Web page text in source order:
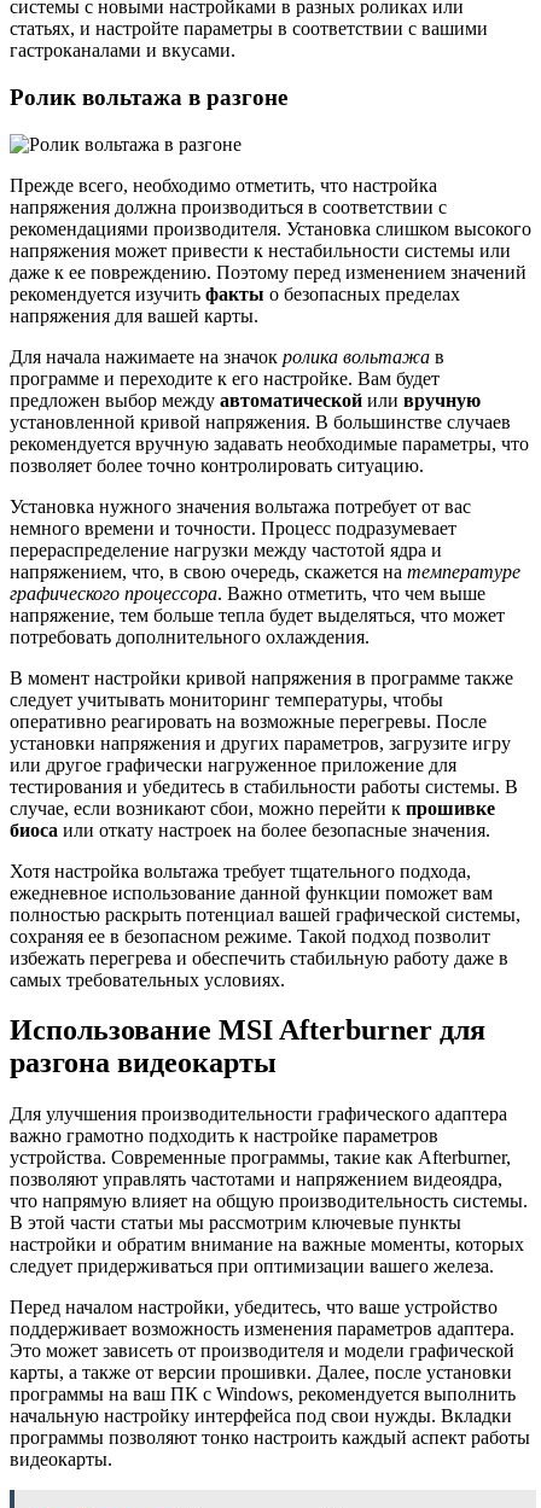
системы с новыми настройками в разных роликах или
статьях, и настройте параметры в соответствии с вашими
гастроканалами и вкусами.
Ролик вольтажа в разгоне
Прежде всего, необходимо отметить, что настройка
напряжения должна производиться в соответствии с
рекомендациями производителя. Установка слишком высокого
напряжения может привести к нестабильности системы или
даже к ее повреждению. Поэтому перед изменением значений
рекомендуется изучить факты о безопасных пределах
напряжения для вашей карты.
Для начала нажимаете на значок ролика вольтажа в
программе и переходите к его настройке. Вам будет
предложен выбор между автоматической или вручную
установленной кривой напряжения. В большинстве случаев
рекомендуется вручную задавать необходимые параметры, что
позволяет более точно контролировать ситуацию.
Установка нужного значения вольтажа потребует от вас
немного времени и точности. Процесс подразумевает
перераспределение нагрузки между частотой ядра и
напряжением, что, в свою очередь, скажется на температуре
графического процессора. Важно отметить, что чем выше
напряжение, тем больше тепла будет выделяться, что может
потребовать дополнительного охлаждения.
В момент настройки кривой напряжения в программе также
следует учитывать мониторинг температуры, чтобы
оперативно реагировать на возможные перегревы. После
установки напряжения и других параметров, загрузите игру
или другое графически нагруженное приложение для
тестирования и убедитесь в стабильности работы системы. В
случае, если возникают сбои, можно перейти к прошивке
биоса или откату настроек на более безопасные значения.
Хотя настройка вольтажа требует тщательного подхода,
ежедневное использование данной функции поможет вам
полностью раскрыть потенциал вашей графической системы,
сохраняя ее в безопасном режиме. Такой подход позволит
избежать перегрева и обеспечить стабильную работу даже в
самых требовательных условиях.
Использование MSI Afterburner для
разгона видеокарты
Для улучшения производительности графического адаптера
важно грамотно подходить к настройке параметров
устройства. Современные программы, такие как Afterburner,
позволяют управлять частотами и напряжением видеоядра,
что напрямую влияет на общую производительность системы.
В этой части статьи мы рассмотрим ключевые пункты
настройки и обратим внимание на важные моменты, которых
следует придерживаться при оптимизации вашего железа.
Перед началом настройки, убедитесь, что ваше устройство
поддерживает возможность изменения параметров адаптера.
Это может зависеть от производителя и модели графической
карты, а также от версии прошивки. Далее, после установки
программы на ваш ПК с Windows, рекомендуется выполнить
начальную настройку интерфейса под свои нужды. Вкладки
программы позволяют тонко настроить каждый аспект работы
видеокарты.